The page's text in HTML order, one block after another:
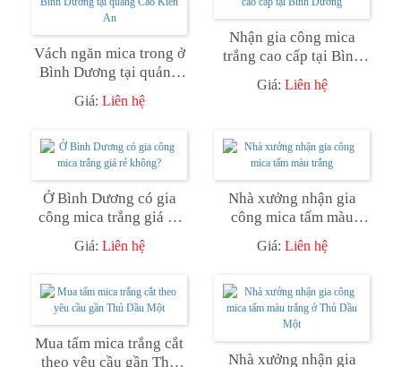
Vách ngăn mica trong ở
Bình Dương tại quảng
Cáo Kiến An
Giá: Liên hệ
Nhận gia công mica
trắng cao cấp tại Bình
Dương
Giá: Liên hệ
Ở Bình Dương có gia
công mica trắng giá rẻ
không?
Giá: Liên hệ
Nhà xưởng nhận gia
công mica tấm màu
trắng
Giá: Liên hệ
Mua tấm mica trắng cắt
theo yêu cầu gần Thủ
Nhà xưởng nhận gia